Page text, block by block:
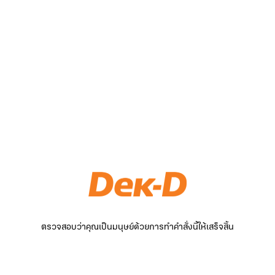
ตรวจสอบว่าคุณเป็นมนุษย์ด้วยการทำคำสั่งนี้ให้เสร็จสิ้น